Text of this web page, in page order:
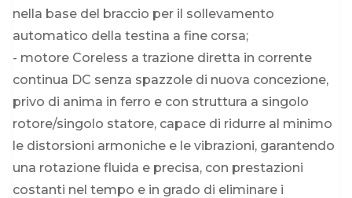
nella base del braccio per il sollevamento
automatico della testina a fine corsa;
- motore Coreless a trazione diretta in corrente
continua DC senza spazzole di nuova concezione,
privo di anima in ferro e con struttura a singolo
rotore/singolo statore, capace di ridurre al minimo
le distorsioni armoniche e le vibrazioni, garantendo
una rotazione fluida e precisa, con prestazioni
costanti nel tempo e in grado di eliminare i